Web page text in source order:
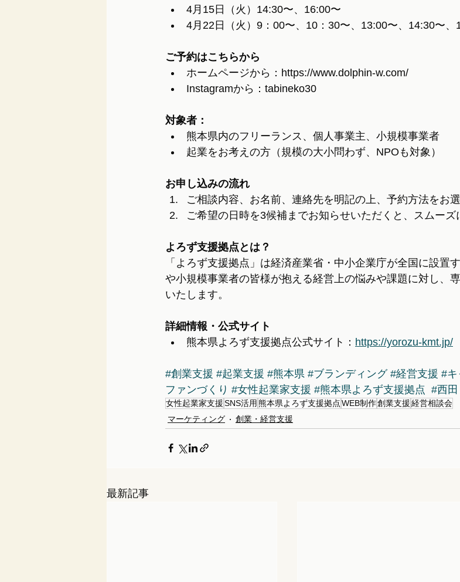
4月15日（火）14:30〜、16:00〜
4月22日（火）9：00〜、10：30〜、13:00〜、14:30〜、
ご予約はこちらから
ホームページから：https://www.dolphin-w.com/
Instagramから：tabineko30
対象者：
熊本県内のフリーランス、個人事業主、小規模事業者
起業をお考えの方（規模の大小問わず、NPOも対象）
お申し込みの流れ
ご相談内容、お名前、連絡先を明記の上、予約方法をお選
ご希望の日時を3候補までお知らせいただくと、スムーズ
よろず支援拠点とは？
「よろず支援拠点」は経済産業省・中小企業庁が全国に設置
や小規模事業者の皆様が抱える経営上の悩みや課題に対し、
いたします。
詳細情報・公式サイト
熊本県よろず支援拠点公式サイト： https://yorozu-kmt.jp/
#創業支援 #起業支援 #熊本県 #ブランディング #経営支援 #キ
ファンづくり #女性起業家支援 #熊本県よろず支援拠点 #西田
女性起業家支援SNS活用熊本県よろず支援拠点WEB制作創業支援経営相談会
マーケティング
創業・経営支援
最新記事